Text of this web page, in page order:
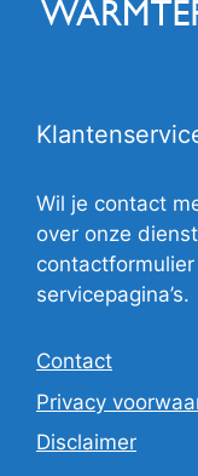
Wil je contact
over onze
servicepagina’s.
Contact
Privacy
Disclaimer